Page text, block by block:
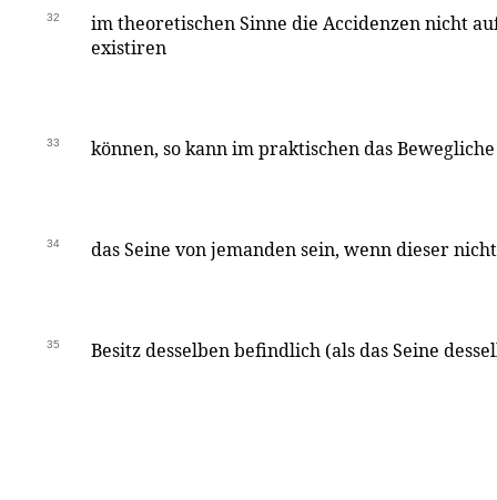
32
im theoretischen Sinne die Accidenzen nicht
existiren
33 können, so kann im praktischen das
34 das Seine von jemanden sein, wenn dieser
35 Besitz desselben befindlich (als das Seine